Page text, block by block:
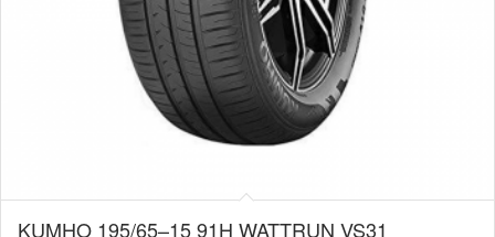
KUMHO 195/65–15 91H WATTRUN VS31